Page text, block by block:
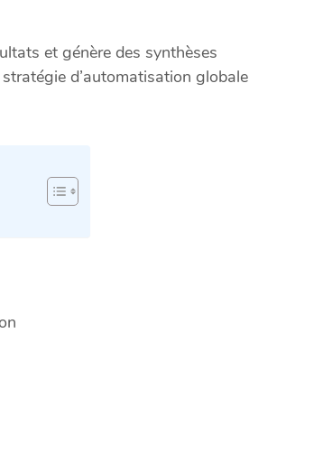
et génère des synthèses
d’automatisation globale